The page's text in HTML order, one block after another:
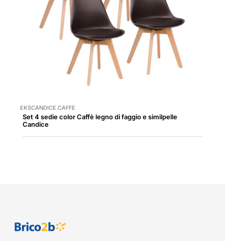
EKSCANDICE.CAFFE
Set 4 sedie color Caffè legno di faggio e similpelle
Candice